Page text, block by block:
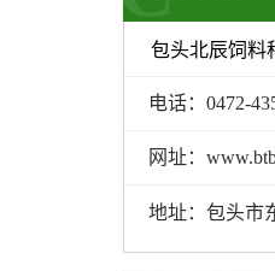
包头北辰饲料
电话：0472-
网址：
地址：包头市